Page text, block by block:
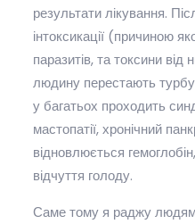
результати лікування.
інтоксикації (причиною
паразитів, та токсини
людину перестають
у багатьох проходить
мастопатії, хронічний
відновлюється
відчуття голоду.
Саме тому я раджу людям,